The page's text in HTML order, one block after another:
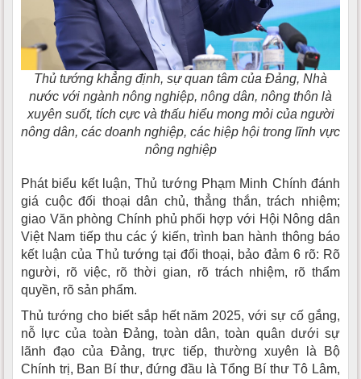
Thủ tướng khẳng định, sự quan tâm của Đảng, Nhà
nước với ngành nông nghiệp, nông dân, nông thôn là
xuyên suốt, tích cực và thấu hiểu mong mỏi của người
nông dân, các doanh nghiệp, các hiệp hội trong lĩnh vực
nông nghiệp
Phát biểu kết luận, Thủ tướng Phạm Minh Chính đánh
giá cuộc đối thoại dân chủ, thẳng thắn, trách nhiệm;
giao Văn phòng Chính phủ phối hợp với Hội Nông dân
Việt Nam tiếp thu các ý kiến, trình ban hành thông báo
kết luận của Thủ tướng tại đối thoại, bảo đảm 6 rõ: Rõ
người, rõ việc, rõ thời gian, rõ trách nhiệm, rõ thẩm
quyền, rõ sản phẩm.
Thủ tướng cho biết sắp hết năm 2025, với sự cố gắng,
nỗ lực của toàn Đảng, toàn dân, toàn quân dưới sự
lãnh đạo của Đảng, trực tiếp, thường xuyên là Bộ
Chính trị, Ban Bí thư, đứng đầu là Tổng Bí thư Tô Lâm,